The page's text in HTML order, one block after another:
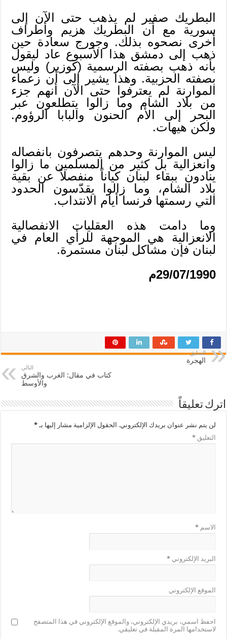
البطريك صفير لم يذهب حتى الآن إلى
سورية مع أن البطريك هزيم وأطراف
أخرى نصحوه بذلك. وجورج سعادة حين
ذهب إلى دمشق هذا الأسبوع عاد ليقول
بأنه ذهب بصفته الرسمية (كوزير) وليس
بصفته الحزبية. وهذا يشير إلى أن زعماء
الموارنة لم يعترفوا حتى الآن أنهم جزء
من بلاد الشام وما زالوا يتطلعون عبر
البحر إلى الأم الحنون والبابا الرؤوم.
ولكن هيهات.
ليس الموارنة وحدهم يتصرفون بانفصاله
وانعزالية بل كثير من المسلمين ما زالوا
ينادون ببقاء لبنان كياناً منفصلاً عن بقية
بلاد الشام، وما زالوا يقدّسون الحدود
التي رسمتها فرنسا أيام الانتداب.
وما دامت هذه العقليات الانفصالية
الانعزالية هي الموجهة للرأي العام في
لبنان فإن مشاكل لبنان مستمرة.
29/07/1990م
السابق
الهجرة
التالي
كتاب في مقال: الغرب والشرق
والأوسط
اترك تعليقاً
لن يتم نشر عنوان بريدك الإلكتروني. الحقول الإلزامية مشار إليها بـ*
التعليق*
الاسم*
البريد الإلكتروني*
الموقع الإلكتروني
احفظ اسمي، بريدي الإلكتروني، والموقع الإلكتروني في هذا المتصفح
لاستخدامها المرة المقبلة في تعليقي.